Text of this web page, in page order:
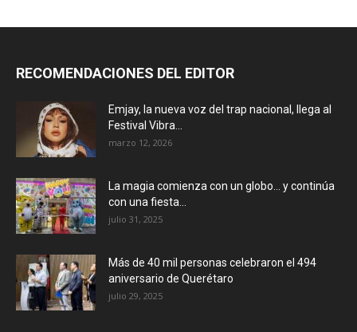
RECOMENDACIONES DEL EDITOR
Emjay, la nueva voz del trap nacional, llega al
Festival Vibra...
marzo 12, 2026
La magia comienza con un globo… y continúa
con una fiesta...
julio 31, 2025
Más de 40 mil personas celebraron el 494
aniversario de Querétaro
julio 29, 2025